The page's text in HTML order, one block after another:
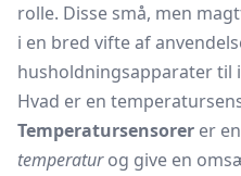
rolle. Disse små, men
i en bred vifte af
husholdningsapparater til
Hvad er en
Temperatursensorer er
temperaturog give en